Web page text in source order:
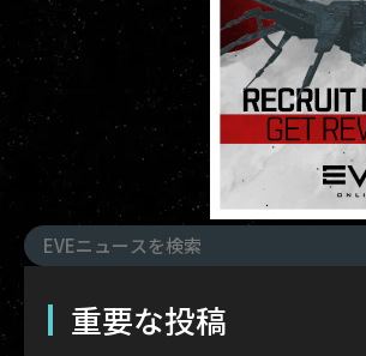
重要な投稿